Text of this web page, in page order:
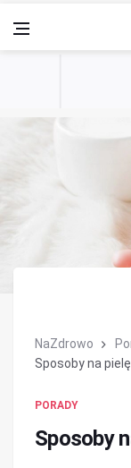
NaZdrowo
Sposoby na
PORADY
Sposoby